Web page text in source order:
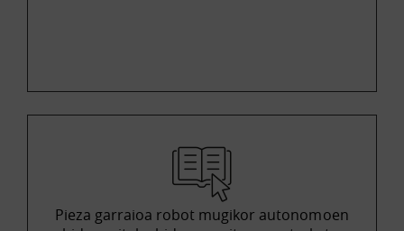
Pieza garraioa robot mugikor autonomoen